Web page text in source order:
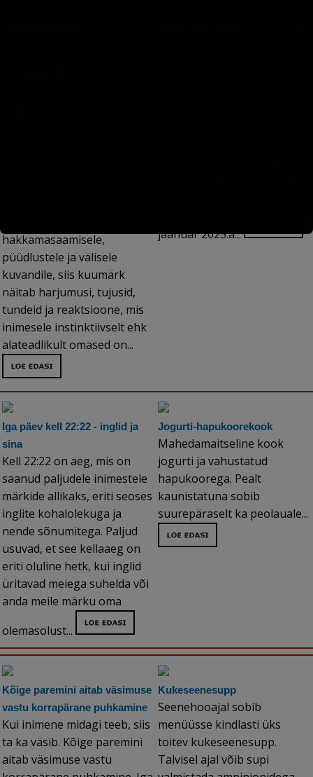
hakkamasaamisele,
püüdlustele ja välisele
kuvandile, siis kuumärk
näitab harjumusi, tujusid,
tundeid ja reaktsioone, mis
inimesele instinktiivselt ehk
alateadlikult omased on...
jaanuar 2025.a...
Iga päev kell 22:22 - inglid ja
sina
Kell 22:22 on aeg, mis on
saanud paljudele inimestele
märkide allikaks, eriti seoses
inglite kohalolekuga ja
nende sõnumitega. Paljud
usuvad, et see kellaaeg on
eriti oluline hetk, kui inglid
üritavad meiega suhelda või
anda meile märku oma
olemasolust...
Jogurti-hapukoorekook
Mahedamaitseline kook
jogurti ja vahustatud
hapukoorega. Pealt
kaunistatuna sobib
suurepäraselt ka peolauale...
Kõige paremini aitab väsimuse
vastu korrapärane puhkamine
Kui inimene midagi teeb, siis
ta ka väsib. Kõige paremini
aitab väsimuse vastu
Kukeseenesupp
Seenehooajal sobib
menüüsse kindlasti üks
toitev kukeseenesupp.
Talvisel ajal võib supi